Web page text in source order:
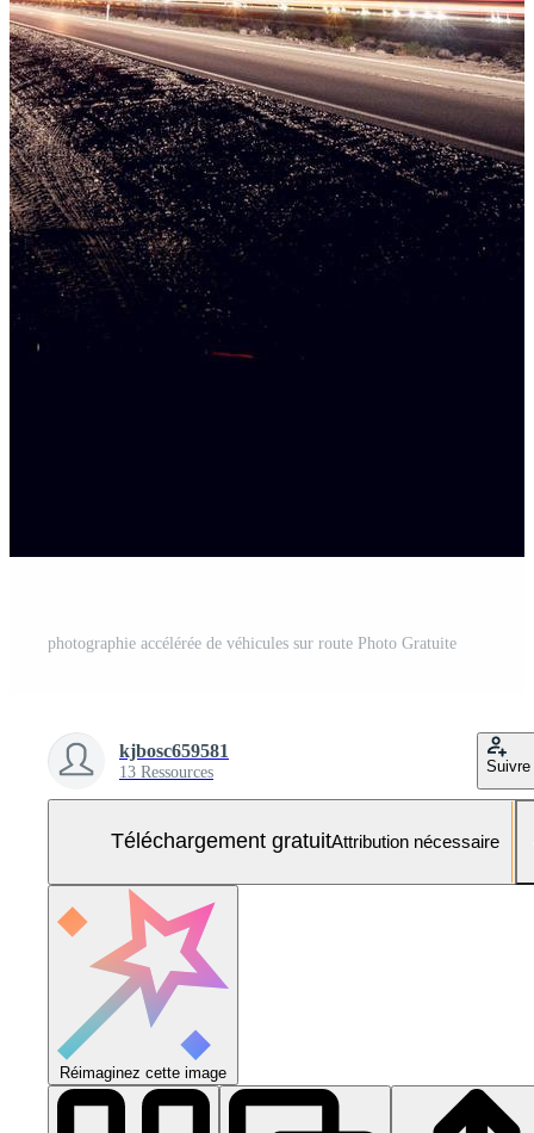
photographie accélérée de véhicules sur route Photo Gratuite
kjbosc659581
13 Ressources Suivre
Téléchargement gratuitAttribution nécessaire
Réimaginez cette image